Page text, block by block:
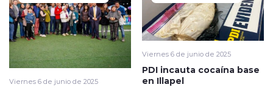
Viernes 6 de junio de 2025
Viernes 6 de junio de 2025
PDI incauta cocaína base
en Illapel